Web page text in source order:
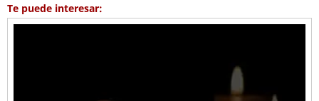
Te puede interesar: